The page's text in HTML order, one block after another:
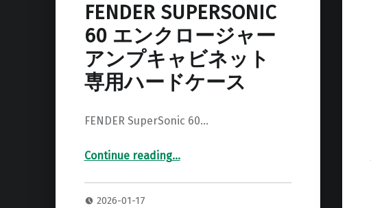
FENDER SUPERSONIC
60 エンクロージャー
アンプキャビネット
専用ハードケース
FENDER SuperSonic 60…
Continue reading
“FENDER SUPERSONIC 60 エンクロージャー アンプキャビネット 専用ハードケース”
…
2026-01-17